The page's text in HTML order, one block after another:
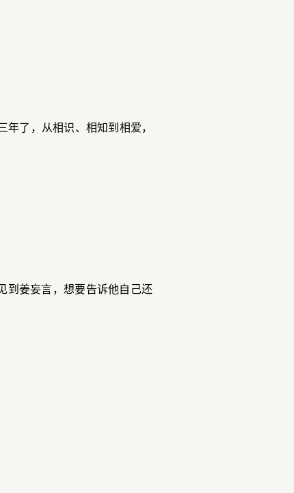
了，从相识、相知到相爱，
姜妄言，想要告诉他自己还